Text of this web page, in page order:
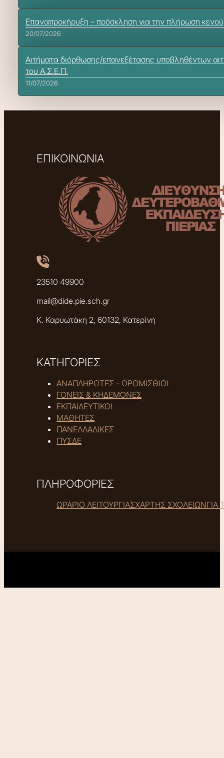
Επαναπροκήρυξη – πρόσκληση για την πλήρωση
20/07/2026
Αιτήματα διόρθωσης/επανεξέτασης υποβληθέντων
του Α.Σ.Ε.Π.
11/07/2026
ΕΠΙΚΟΙΝΩΝΙΑ
23510 49900
mail@dide.pie.sch.gr
Κ. Καρυωτάκη 2, 60132, Κατερίνη
ΚΑΤΗΓΟΡΙΕΣ
ΑΝΑΠΛΗΡΩΤΕΣ - ΩΡΟΜΙΣΘΙΟΙ
ΓΟΝΕΙΣ & ΚΗΔΕΜΟΝΕΣ
ΕΚΠΑΙΔΕΥΤΙΚΟΙ
ΜΑΘΗΤΕΣ
ΠΑΝΕΛΛΑΔΙΚΕΣ
ΠΥΣΔΕ
ΠΛΗΡΟΦΟΡΙΕΣ
ΩΡΑΡΙΟ ΛΕΙΤΟΥΡΓΙΑΣΧΑΡΤΗΣ ΣΧΟΛΕΙΩΝΓΙΑ